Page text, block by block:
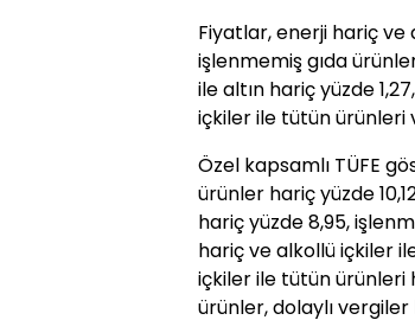
Fiyatlar, enerji hariç ve
işlenmemiş gıda
ile altın hariç yüzde
içkiler ile tütün ürünleri
Özel kapsamlı TÜFE
ürünler hariç yüzde
hariç yüzde 8,95,
hariç ve alkollü içkiler
içkiler ile tütün ürünleri
ürünler, dolaylı